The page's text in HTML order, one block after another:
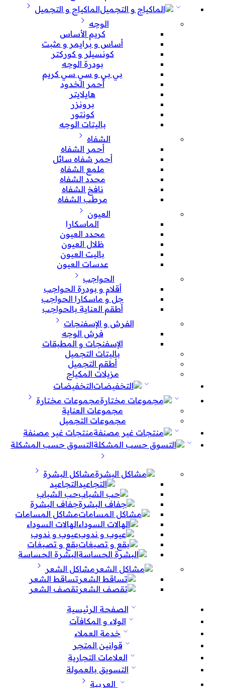
الماكياج و التجميل
الوجه
كريم الأساس
أساس و برايمر و مثبت
كونسيلر و كوركتر
بودرة الوجه
بي بي و سي سي كريم
أحمر الخدود
هايلايتر
برونزر
كونتور
باليتات الوجه
الشفاه
أحمر الشفاه
أحمر شفاه سائل
ملمع الشفاه
محدد الشفاه
نافخ الشفاه
مرطب الشفاه
العيون
الماسكارا
محدد العيون
ظلال العيون
باليت العيون
عدسات العيون
الحواجب
أقلام و بودرة الحواجب
جل و ماسكارا الحواجب
أطقم العناية بالحواجب
الفرش و الإسفنجات
فرش الوجه
الإسفنجات و المطبقات
باليتات التجميل
أطقم التجميل
مزيلات المكياج
التخفيضات
مجموعات مختارة
مجموعات العناية
مجموعات التجميل
منتجات غير مصنفة
التسوق حسب المشكلة
مشاكل البشرة
التجاعيد
حب الشباب
جفاف البشرة
مشاكل المسامات
الهالات السوداء
عيوب و ندوب
بقع و تصبغات
البشرة الحساسة
مشاكل الشعر
تساقط الشعر
تقصف الشعر
الصفحة الرئيسية
الولاء و المكافآت
خدمة العملاء
قوانين المتجر
العلامات التجارية
التسويق بالعمولة
العربية